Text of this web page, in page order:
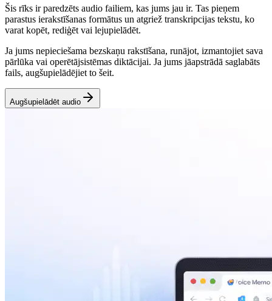
Šis rīks ir paredzēts audio failiem, kas jums jau ir. Tas pieņem
parastus ierakstīšanas formātus un atgriež transkripcijas tekstu, ko
varat kopēt, rediģēt vai lejupielādēt.
Ja jums nepieciešama bezskaņu rakstīšana, runājot, izmantojiet sava
pārlūka vai operētājsistēmas diktācijai. Ja jums jāapstrādā saglabāts
fails, augšupielādējiet to šeit.
Augšupielādēt audio